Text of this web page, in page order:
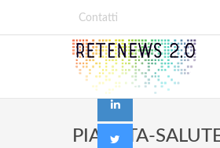
Contatti
PIANETA-